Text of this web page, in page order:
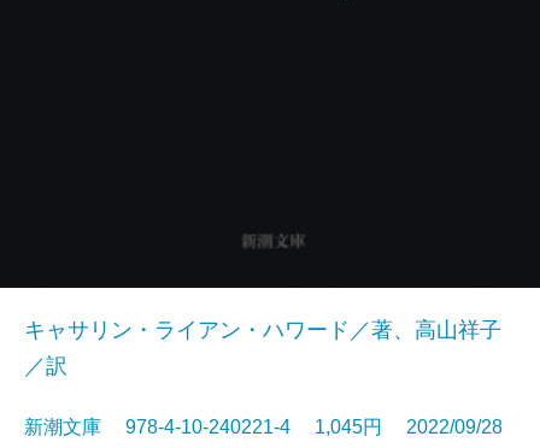
キャサリン・ライアン・ハワード／著、高山祥子
／訳
新潮文庫 978-4-10-240221-4 1,045円 2022/09/28